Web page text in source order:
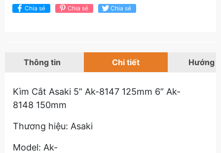
Chia sẻ Chia sẻ Chia sẻ
Thông tin Chi tiết Hướng
Kìm Cắt Asaki 5” Ak-8147 125mm 6” Ak-
8148 150mm
Thương hiệu: Asaki
Model: Ak-